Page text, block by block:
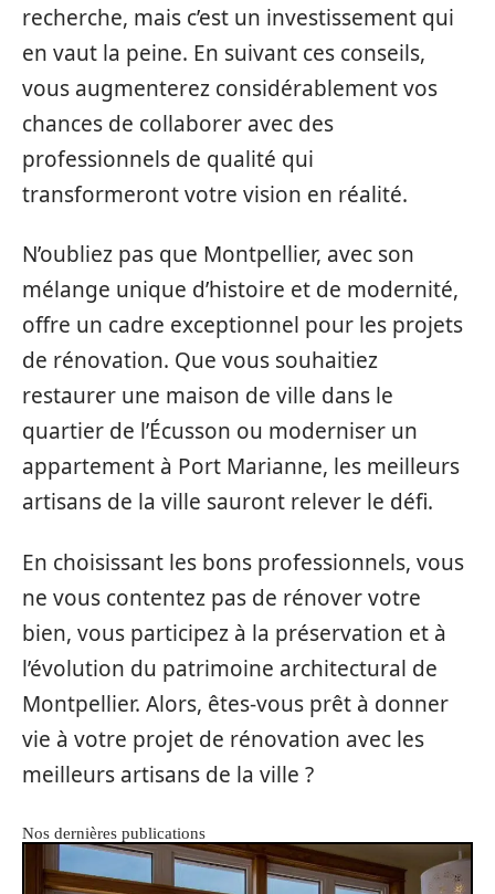
recherche, mais c’est un investissement qui
en vaut la peine. En suivant ces conseils,
vous augmenterez considérablement vos
chances de collaborer avec des
professionnels de qualité qui
transformeront votre vision en réalité.
N’oubliez pas que Montpellier, avec son
mélange unique d’histoire et de modernité,
offre un cadre exceptionnel pour les projets
de rénovation. Que vous souhaitiez
restaurer une maison de ville dans le
quartier de l’Écusson ou moderniser un
appartement à Port Marianne, les meilleurs
artisans de la ville sauront relever le défi.
En choisissant les bons professionnels, vous
ne vous contentez pas de rénover votre
bien, vous participez à la préservation et à
l’évolution du patrimoine architectural de
Montpellier. Alors, êtes-vous prêt à donner
vie à votre projet de rénovation avec les
meilleurs artisans de la ville ?
Nos dernières publications